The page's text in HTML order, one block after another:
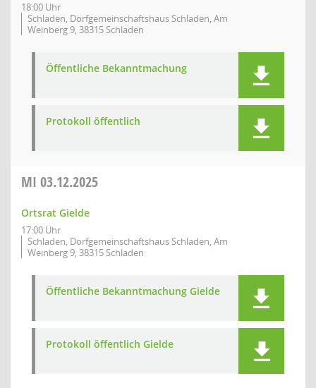
18:00 Uhr
Schladen, Dorfgemeinschaftshaus Schladen, Am
Weinberg 9, 38315 Schladen
Öffentliche Bekanntmachung
Protokoll öffentlich
MI 03.12.2025
Ortsrat Gielde
17:00 Uhr
Schladen, Dorfgemeinschaftshaus Schladen, Am
Weinberg 9, 38315 Schladen
Öffentliche Bekanntmachung Gielde
Protokoll öffentlich Gielde